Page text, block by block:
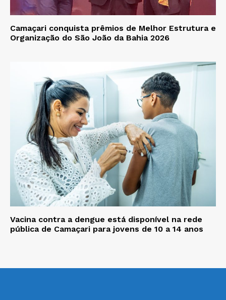
Camaçari conquista prêmios de Melhor Estrutura e
Organização do São João da Bahia 2026
Vacina contra a dengue está disponível na rede
pública de Camaçari para jovens de 10 a 14 anos